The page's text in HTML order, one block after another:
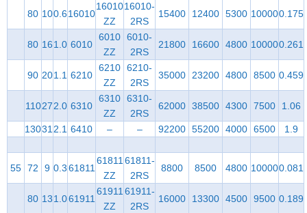
80 100.616010
16010
ZZ
16010-
2RS
15400 12400 5300 100000.175
80 161.0 6010
6010
ZZ
6010-
2RS
21800 16600 4800 100000.261
90 201.1 6210
6210
ZZ
6210-
2RS
35000 23200 4800 8500 0.459
110272.0 6310
6310
ZZ
6310-
2RS
62000 38500 4300 7500 1.06
130312.1 6410 – – 92200 55200 4000 6500 1.9
55 72 9 0.361811
61811
ZZ
61811-
2RS
8800 8500 4800 100000.081
80 131.061911
61911
ZZ
61911-
2RS
16000 13300 4500 9500 0.189